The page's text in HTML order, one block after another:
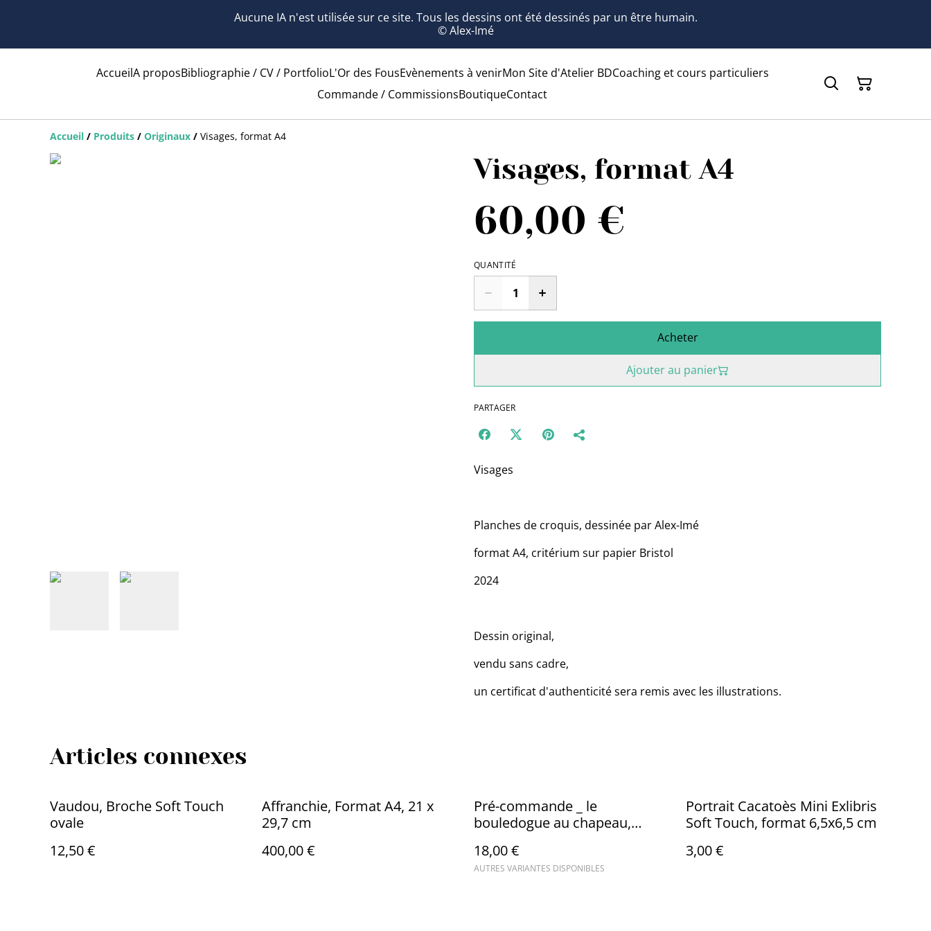
Aucune IA n'est utilisée sur ce site. Tous les dessins ont été dessinés par un être humain.
© Alex-Imé
AccueilA proposBibliographie / CV / PortfolioL'Or des FousEvènements à venirMon Site d'Atelier BDCoaching et cours particuliers
Commande / CommissionsBoutiqueContact
Accueil / Produits / Originaux / Visages, format A4
Visages, format A4
60,00 €
QUANTITÉ
Acheter
Ajouter au panier
PARTAGER
Visages
Planches de croquis, dessinée par Alex-Imé
format A4, critérium sur papier Bristol
2024
Dessin original,
vendu sans cadre,
un certificat d'authenticité sera remis avec les illustrations.
Articles connexes
Vaudou, Broche Soft Touch
ovale
12,50 €
Affranchie, Format A4, 21 x
29,7 cm
400,00 €
Pré-commande _ le
bouledogue au chapeau,
d'oreilles
18,00 €
AUTRES VARIANTES DISPONIBLES
Portrait Cacatoès Mini Exlibris
Soft Touch, format 6,5x6,5 cm
3,00 €